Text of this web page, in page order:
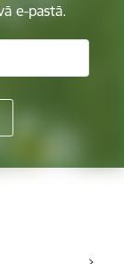
e-pastā.